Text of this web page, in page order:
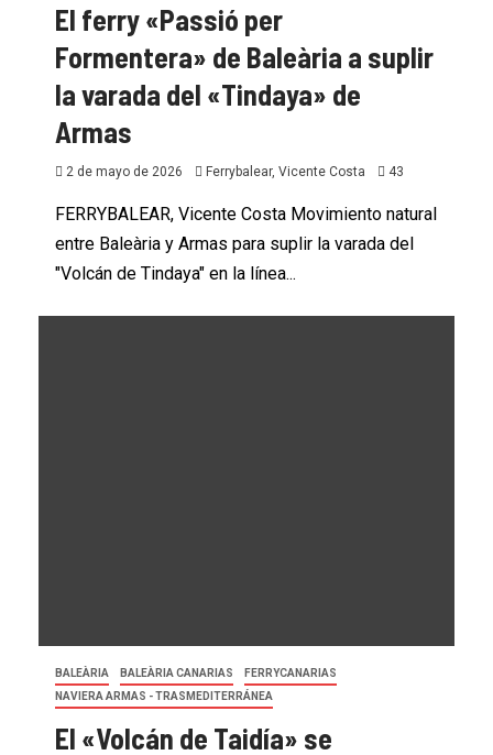
El ferry «Passió per
Formentera» de Baleària a suplir
la varada del «Tindaya» de
Armas
2 de mayo de 2026 Ferrybalear, Vicente Costa 43
FERRYBALEAR, Vicente Costa Movimiento natural
entre Baleària y Armas para suplir la varada del
"Volcán de Tindaya" en la línea...
BALEÀRIA BALEÀRIA CANARIAS
FERRYCANARIAS
NAVIERA ARMAS - TRASMEDITERRÁNEA
El «Volcán de Taidía» se